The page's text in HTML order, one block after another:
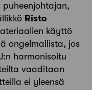
puheenjohtajan,
Risto
käyttö
ongelmallista, jos
harmonisoitu
vaaditaan
ei yleensä